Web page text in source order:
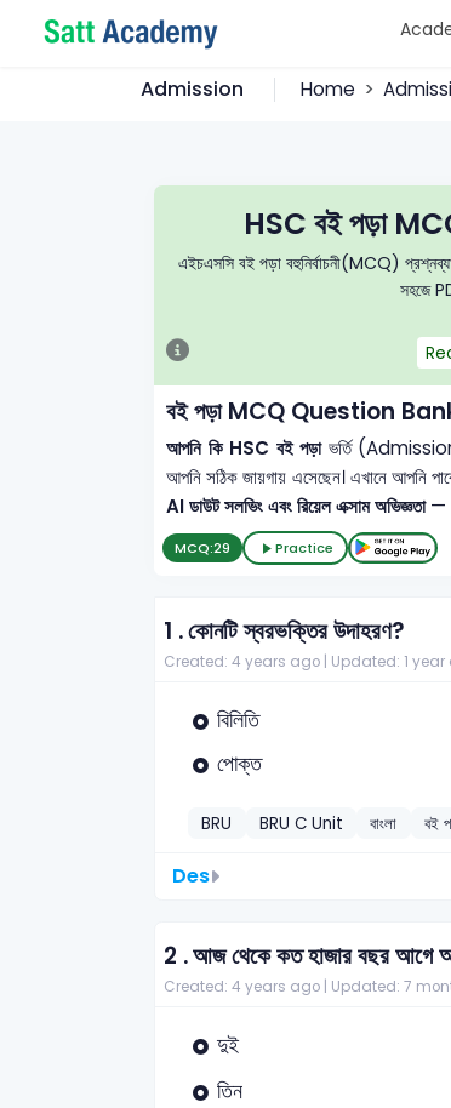
Admission Home
HSC বই পড়া
এইচএসসি বই পড়া বহুনির্বাচনী(MCQ)
সহজে
বই পড়া MCQ Question
আপনি কি HSC বই পড়াভর্তি
আপনি সঠিক জায়গায় এসেছেন। এখানে আপনি
AI ডাউট সলভিং এবং রিয়েল এক্সাম অভিজ্ঞতা—
MCQ:29 Practice
1 .কোনটি স্বরভক্তির উদাহরণ?
Created: 4 years ago | Updated: 1 year
বিলিতি
পোক্ত
BRU BRU C Unit বাংলা বই
Des
2 .আজ থেকে কত হাজার বছর আগে
Created: 4 years ago | Updated: 7
দুই
তিন